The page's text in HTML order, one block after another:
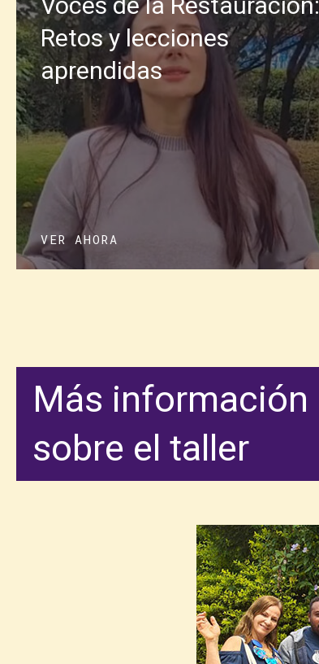
Retos y lecciones
aprendidas
VER AHORA
Más información
sobre el taller